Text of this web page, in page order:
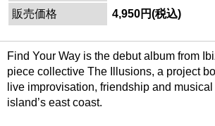
販売価格
4,950円(税込)
Find Your Way is the debut album from
piece collective The Illusions, a project
live improvisation, friendship and
island’s east coast.